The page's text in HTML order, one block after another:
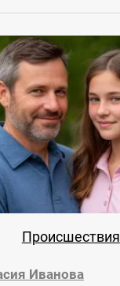
Происшествия
Иванова